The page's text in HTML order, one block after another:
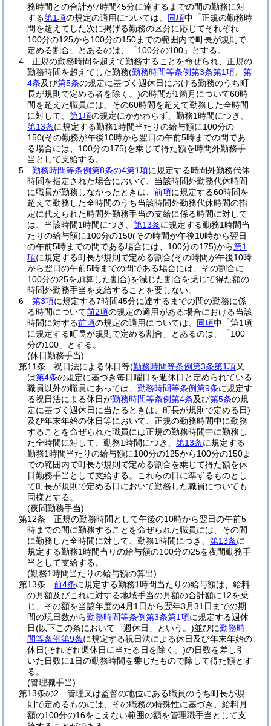
務時間との合計が7時間45分に達するまでの間の勤務に対
する第1項の規定の適用については、 同項中「正規の勤務時
間を超えてした次に掲げる勤務の区分に応じてそれぞれ
100分の125から100分の150までの範囲内で町長が規則で
定める割合」とあるのは、「100分の100」とする。
4
正規の勤務時間を超えて勤務することを命ぜられ、正規の
勤務時間を超えてした勤務(勤務時間等条例第3条第1項
第
4条及び第5条の規定に基づく週休日における勤務のうち町
長が規則で定める者を除く。)の時間が1箇月について60時
間を超えた職員には、その60時間を超えて勤務した全時間
に対して、 第1項の規定にかかわらず、勤務1時間につき、
第13条に規定する勤務1時間当たりの給与額に100分の
150(その勤務が午後10時から翌日の午前5時までの間であ
る場合には、100分の175)を乗じて得た額を時間外勤務手
当として支給する。
5
勤務時間等条例第8条の4第1項に規定する時間外勤務代休
時間を指定された場合において、当該時間外勤務代休時間
に職員が勤務しなかったときは、 前項に規定する60時間を
超えて勤務した全時間のうち当該時間外勤務代休時間の指
定に代えられた時間外勤務手当の支給に係る時間に対して
は、当該時間1時間につき、 第13条に規定する勤務1時間当
たりの給与額に100分の150(その時間が午後10時から翌日
の午前5時までの間である場合には、100分の175)から第1
項に規定する町長が規則で定める割合(その時間が午後10時
から翌日の午前5時までの間である場合には、その割合に
100分の25を加算した割合)を減じた割合を乗じて得た額の
時間外勤務手当を支給することを要しない。
6
第3項に規定する7時間45分に達するまでの間の勤務に係
る時間について前2項の規定の適用がある場合における当該
時間に対する前項の規定の適用については、 同項中「第1項
に規定する町長が規則で定める割合」とあるのは、「100
分の100」とする。
(休日勤務手当)
第11条
祝日法による休日等(勤務時間等条例第3条第1項又
は第4条の規定に基づき毎日曜日を週休日と定められている
職員以外の職員にあっては、 勤務時間等条例第9条に規定す
る祝日法による休日が勤務時間等条例第4条及び第5条の規
定に基づく週休日に当たるときは、町長が規則で定める日)
及び年末年始の休日等において、正規の勤務時間中に勤務
することを命ぜられた職員には正規の勤務時間中に勤務し
た全時間に対して、勤務1時間につき、 第13条に規定する
勤務1時間当たりの給与額に100分の125から100分の150ま
での範囲内で町長が規則で定める割合を乗じて得た額を休
日勤務手当として支給する。
これらの日に準ずるものとし
て町長が規則で定める日において勤務した職員についても
同様とする。
(夜間勤務手当)
第12条
正規の勤務時間として午後の10時から翌日の午前5
時までの間に勤務することを命ぜられた職員には、その間
に勤務した全時間に対して、勤務1時間につき、 第13条に
規定する勤務1時間当りの給与額の100分の25を夜間勤務手
当として支給する。
(勤務1時間当たりの給与額の算出)
第13条
前4条に規定する勤務1時間当たりの給与額は、給料
の月額及びこれに対する地域手当の月額の合計額に12を乗
じ、その額を当該年度の4月1日から翌年3月31日までの期
間の現日数から勤務時間等条例第3条第1項に規定する週休
日(以下この条において「週休日」という。)並びに勤務時
間等条例第9条に規定する祝日法による休日及び年末年始の
休日(それぞれ週休日に当たる日を除く。)の日数を差し引
いた日数に1日の勤務時間を乗じたもので除して得た額とす
る。
(管理職手当)
第13条の2
管理又は監督の地位にある職員のうち町長が規
則で定めるものには、その職務の特殊性に基づき、給料月
額の100分の16をこえない範囲の額を管理職手当として支